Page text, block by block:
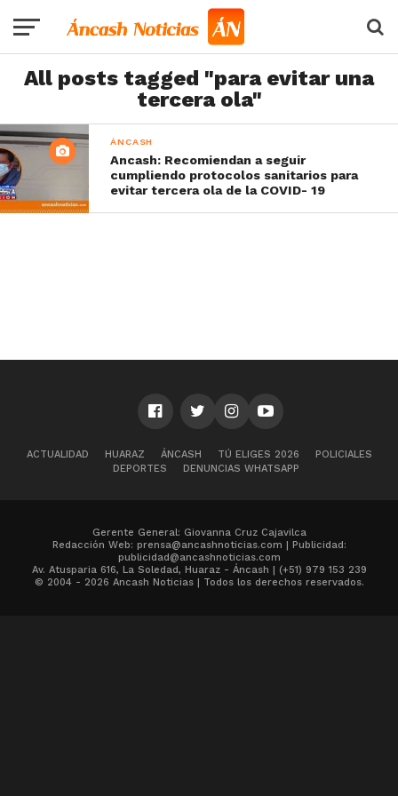
All posts tagged "para evitar una
tercera ola"
ÁNCASH
Ancash: Recomiendan a seguir
cumpliendo protocolos sanitarios para
evitar tercera ola de la COVID- 19
ACTUALIDAD HUARAZ ÁNCASH TÚ ELIGES 2026
POLICIALES
DEPORTES
DENUNCIAS WHATSAPP
Gerente General: Giovanna Cruz Cajavilca
Redacción Web: prensa@ancashnoticias.com | Publicidad:
publicidad@ancashnoticias.com
Av. Atusparia 616, La Soledad, Huaraz - Áncash | (+51) 979 153 239
© 2004 - 2026 Ancash Noticias | Todos los derechos reservados.